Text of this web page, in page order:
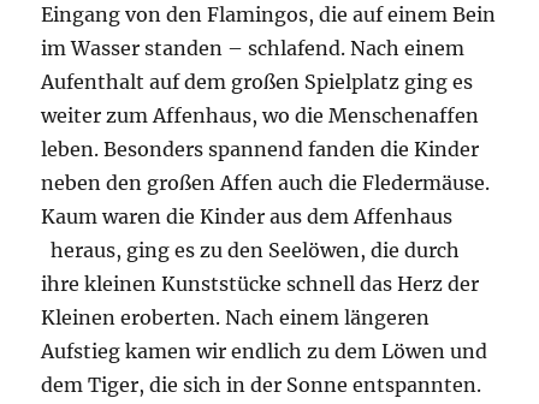
Eingang von den Flamingos, die auf einem Bein
im Wasser standen – schlafend. Nach einem
Aufenthalt auf dem großen Spielplatz ging es
weiter zum Affenhaus, wo die Menschenaffen
leben. Besonders spannend fanden die Kinder
neben den großen Affen auch die Fledermäuse.
Kaum waren die Kinder aus dem Affenhaus
heraus, ging es zu den Seelöwen, die durch
ihre kleinen Kunststücke schnell das Herz der
Kleinen eroberten. Nach einem längeren
Aufstieg kamen wir endlich zu dem Löwen und
dem Tiger, die sich in der Sonne entspannten.